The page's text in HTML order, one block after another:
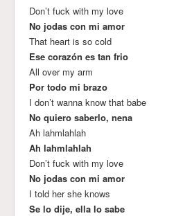
Don’t fuck with my love
No jodas con mi amor
That heart is so cold
Ese corazón es tan frio
All over my arm
Por todo mi brazo
I don’t wanna know that babe
No quiero saberlo, nena
Ah lahmlahlah
Ah lahmlahlah
Don’t fuck with my love
No jodas con mi amor
I told her she knows
Se lo dije, ella lo sabe